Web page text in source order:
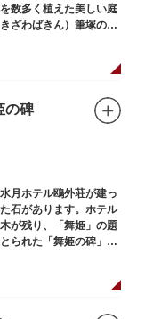
数多く植えた美しい庭
ざわばきん）筆塚の碑
の碑
月ホテル鴎外荘が建っ
石があります。ホテル
が残り、「舞姫」の題
られた「舞姫の碑」の